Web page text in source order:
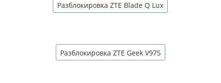
Разблокировка ZTE Blade Q Lux
Разблокировка ZTE Geek V975